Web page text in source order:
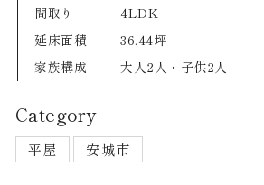
間取り
4LDK
延床面積
36.44坪
家族構成
大人2人・子供2人
Category
平屋 安城市